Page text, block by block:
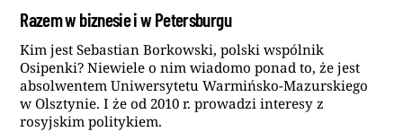
Razem w biznesie i w Petersburgu
Kim jest Sebastian Borkowski, polski wspólnik
Osipenki? Niewiele o nim wiadomo ponad to, że jest
absolwentem Uniwersytetu Warmińsko-Mazurskiego
w Olsztynie. I że od 2010 r. prowadzi interesy z
rosyjskim politykiem.